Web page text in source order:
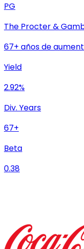
PG
The Procter &
67+ años de
Yield
2.92%
Div. Years
67+
Beta
0.38